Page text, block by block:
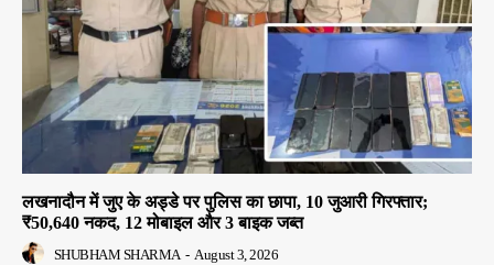
लखनादौन में जुए के अड्डे पर पुलिस का छापा, 10 जुआरी गिरफ्तार;
₹50,640 नकद, 12 मोबाइल और 3 बाइक जब्त
SHUBHAM SHARMA - August 3, 2026